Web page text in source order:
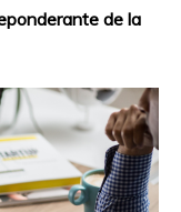
de la